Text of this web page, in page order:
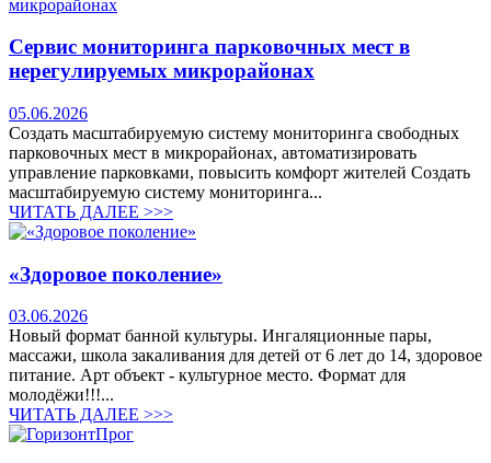
Сервис мониторинга парковочных мест в
нерегулируемых микрорайонах
05.06.2026
Создать масштабируемую систему мониторинга свободных
парковочных мест в микрорайонах, автоматизировать
управление парковками, повысить комфорт жителей Создать
масштабируемую систему мониторинга...
ЧИТАТЬ ДАЛЕЕ >>>
«Здоровое поколение»
03.06.2026
Новый формат банной культуры. Ингаляционные пары,
массажи, школа закаливания для детей от 6 лет до 14, здоровое
питание. Арт объект - культурное место. Формат для
молодёжи!!!...
ЧИТАТЬ ДАЛЕЕ >>>